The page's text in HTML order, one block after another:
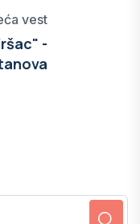
vest
-